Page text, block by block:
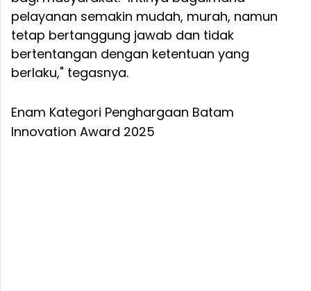
pelayanan semakin mudah, murah, namun
tetap bertanggung jawab dan tidak
bertentangan dengan ketentuan yang
berlaku," tegasnya.
Enam Kategori Penghargaan Batam
Innovation Award 2025